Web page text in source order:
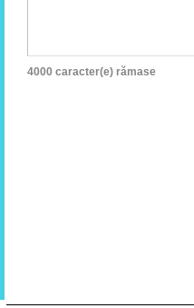
4000 caracter(e) rămase